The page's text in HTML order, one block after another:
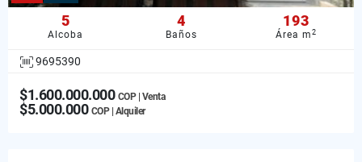
5
Alcoba
4
Baños
193
Área m2
9695390
$1.600.000.000 COP | Venta
$5.000.000 COP | Alquiler